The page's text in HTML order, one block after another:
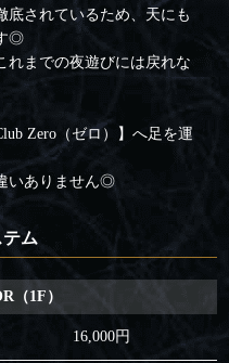
底されているため、天にも
◎
れまでの夜遊びには戻れな
Zero（ゼロ）】へ足を運
いありません◎
ム
（1F）
16,000円